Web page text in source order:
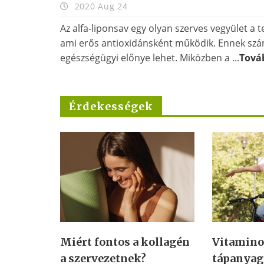
2020 Aug 24
Az alfa-liponsav egy olyan szerves vegyület a
ami erős antioxidánsként működik. Ennek
egészségügyi előnye lehet. Miközben a ...
Érdekességek
Vitaminok és
tápanyagok, hogy
Cián a